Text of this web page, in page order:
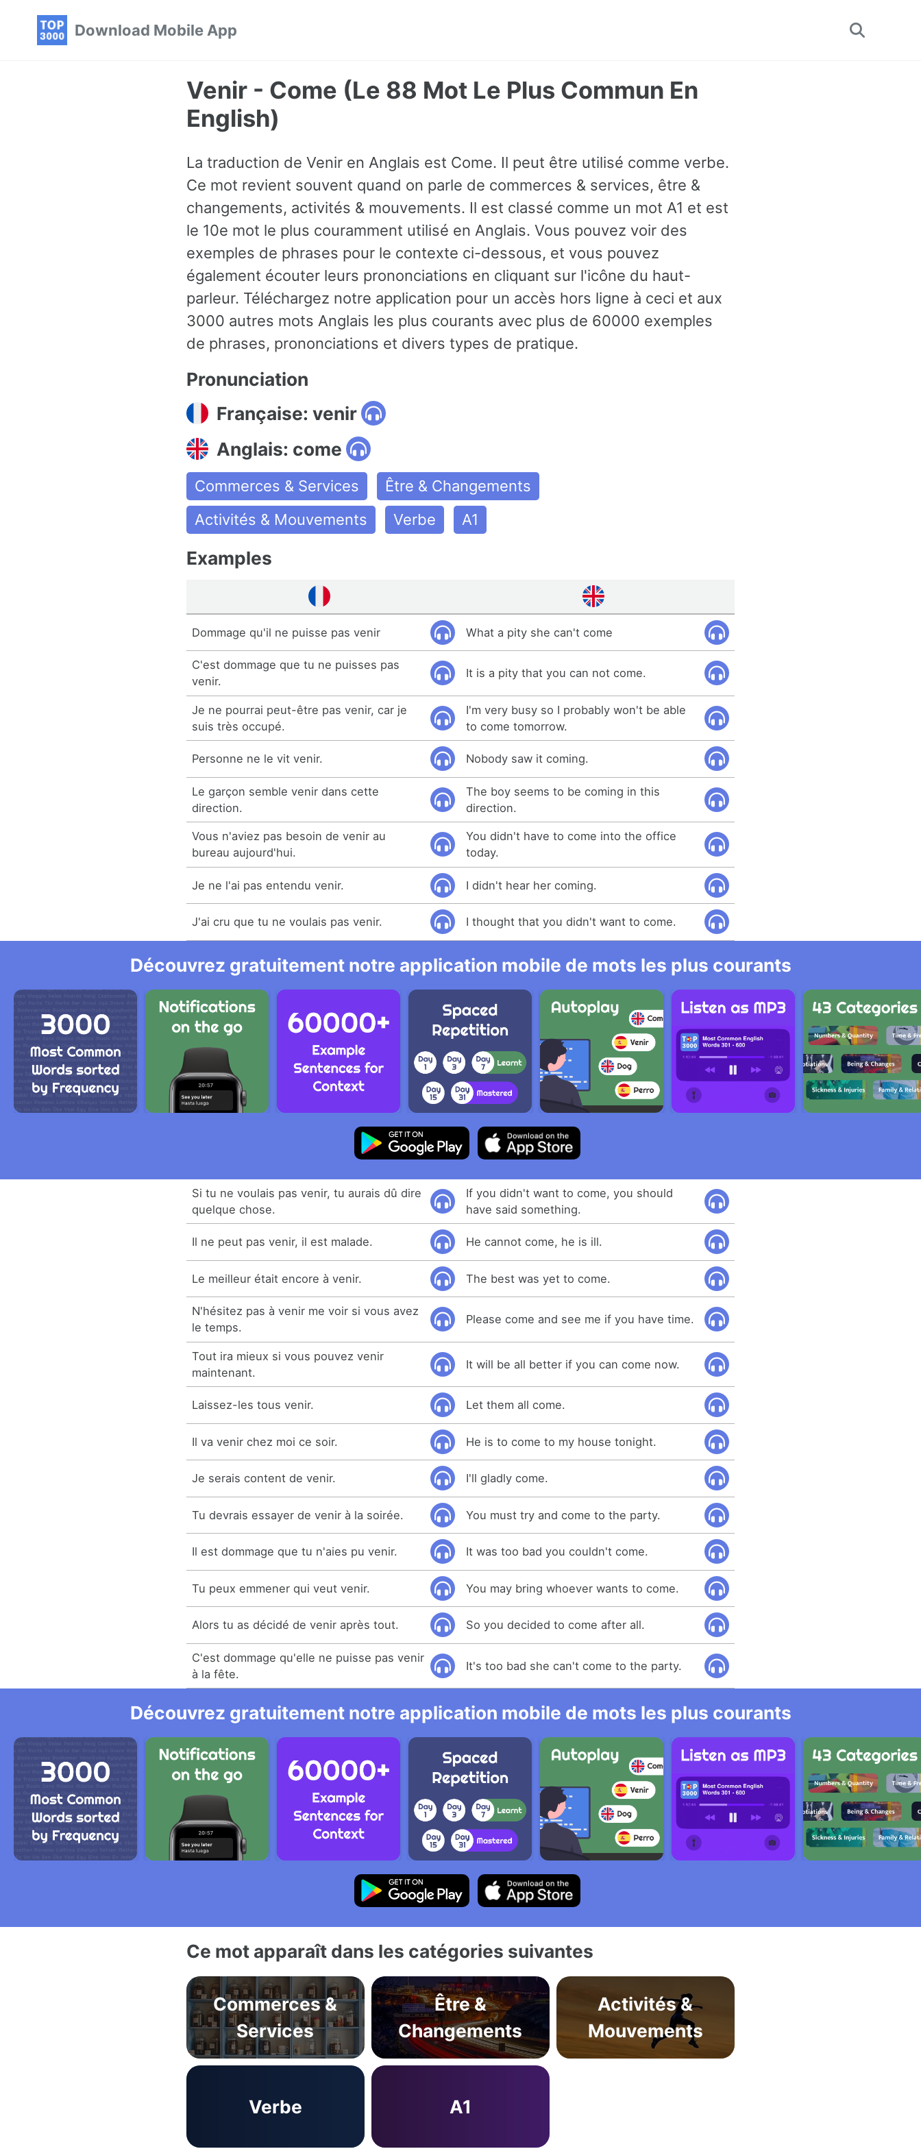
Download Mobile App
Toggle
Venir - Come (Le 88 Mot Le Plus Commun En
English)
La traduction de Venir en Anglais est Come. Il peut être utilisé comme verbe.
Ce mot revient souvent quand on parle de commerces & services, être &
changements, activités & mouvements. Il est classé comme un mot A1 et est
le 10e mot le plus couramment utilisé en Anglais. Vous pouvez voir des
exemples de phrases pour le contexte ci-dessous, et vous pouvez
également écouter leurs prononciations en cliquant sur l'icône du haut-
parleur. Téléchargez notre application pour un accès hors ligne à ceci et aux
3000 autres mots Anglais les plus courants avec plus de 60000 exemples
de phrases, prononciations et divers types de pratique.
Pronunciation
Française: venir
Anglais: come
Commerces & Services
Être & Changements
Activités & Mouvements
Verbe A1
Examples
Dommage qu'il ne puisse pas venir What a pity she can't come
C'est dommage que tu ne puisses pas
venir.
It is a pity that you can not come.
Je ne pourrai peut-être pas venir, car je
suis très occupé.
I'm very busy so I probably won't be able
to come tomorrow.
Personne ne le vit venir. Nobody saw it coming.
Le garçon semble venir dans cette
direction.
The boy seems to be coming in this
direction.
Vous n'aviez pas besoin de venir au
bureau aujourd'hui.
You didn't have to come into the office
today.
Je ne l'ai pas entendu venir. I didn't hear her coming.
J'ai cru que tu ne voulais pas venir. I thought that you didn't want to come.
Découvrez gratuitement notre application mobile de mots les plus courants
Si tu ne voulais pas venir, tu aurais dû dire
quelque chose.
If you didn't want to come, you should
have said something.
Il ne peut pas venir, il est malade. He cannot come, he is ill.
Le meilleur était encore à venir. The best was yet to come.
N'hésitez pas à venir me voir si vous avez
le temps.
Please come and see me if you have time.
Tout ira mieux si vous pouvez venir
maintenant.
It will be all better if you can come now.
Laissez-les tous venir. Let them all come.
Il va venir chez moi ce soir. He is to come to my house tonight.
Je serais content de venir. I'll gladly come.
Tu devrais essayer de venir à la soirée. You must try and come to the party.
Il est dommage que tu n'aies pu venir. It was too bad you couldn't come.
Tu peux emmener qui veut venir. You may bring whoever wants to come.
Alors tu as décidé de venir après tout. So you decided to come after all.
C'est dommage qu'elle ne puisse pas venir
à la fête.
It's too bad she can't come to the party.
Découvrez gratuitement notre application mobile de mots les plus courants
Ce mot apparaît dans les catégories suivantes
Commerces &
Services
Être &
Changements
Activités &
Mouvements
Verbe A1